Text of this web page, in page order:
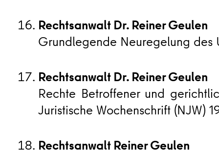
Rechtsanwalt Dr. Reiner Geulen
Grundlegende Neuregelung des
Rechtsanwalt Dr. Reiner Geulen
Rechte Betroffener und
Juristische Wochenschrift (NJW)
Rechtsanwalt Reiner Geulen